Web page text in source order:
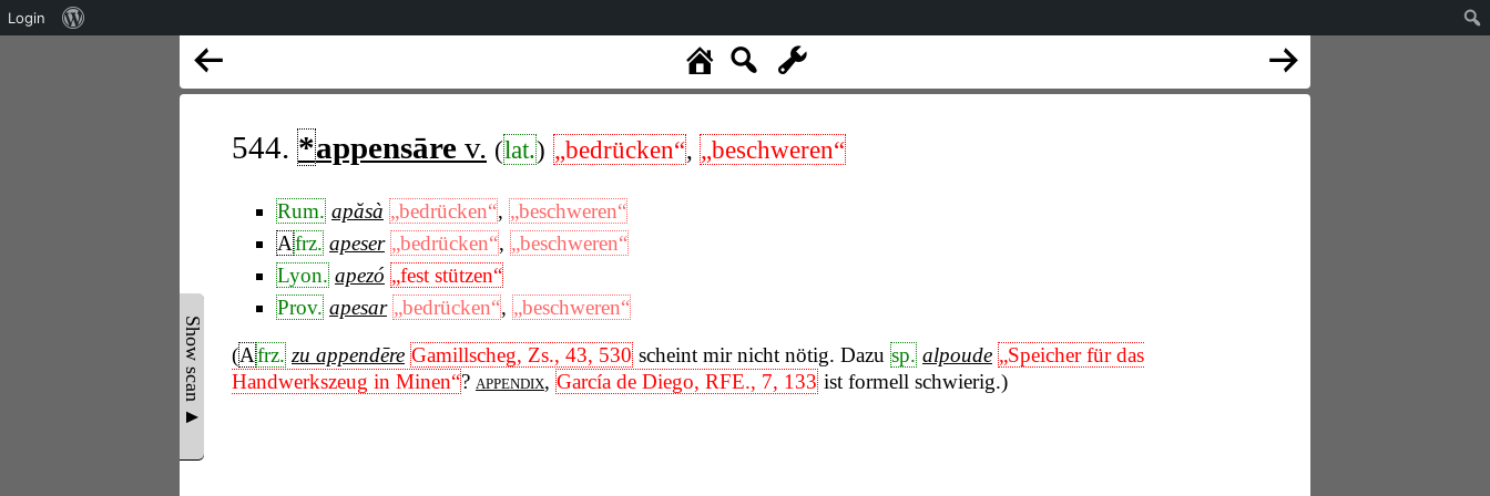
Show scan ▲
544. *appensāre v. (lat.) „bedrücken“, „beschweren“
Rum. apăsà „bedrücken“, „beschweren“
Afrz. apeser „bedrücken“, „beschweren“
Lyon. apezó „fest stützen“
Prov. apesar „bedrücken“, „beschweren“
(Afrz. zu appendēre Gamillscheg, Zs., 43, 530 scheint mir nicht nötig. Dazu sp. alpoude „Speicher für das
Handwerkszeug in Minen“? appendix, García de Diego, RFE., 7, 133 ist formell schwierig.)
Login